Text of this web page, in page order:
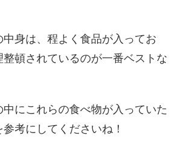
身は、程よく食品が入ってお
整頓されているのが一番ベストな
にこれらの食べ物が入っていた
考にしてくださいね！